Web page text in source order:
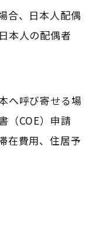
合、日本人配偶
本人の配偶者
へ呼び寄せる場
（COE）申請
在費用、住居予